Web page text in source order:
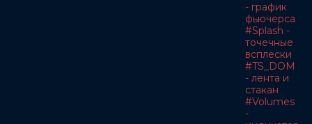
- график
фьючерса
#Splash -
точечные
всплески
#TS_DOM
- лента и
стакан
#Volumes
-